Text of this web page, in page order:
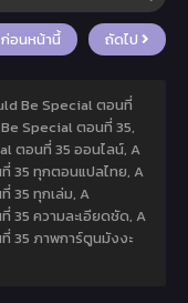
ก่อนหน้านี้ ถัดไป
Be Special ตอนที่
Special ตอนที่ 35,
ตอนที่ 35 ออนไลน์, A
35 ทุกตอนแปลไทย, A
35 ทุกเล่ม, A
35 ความละเอียดชัด, A
35 ภาพการ์ตูนมังงะ